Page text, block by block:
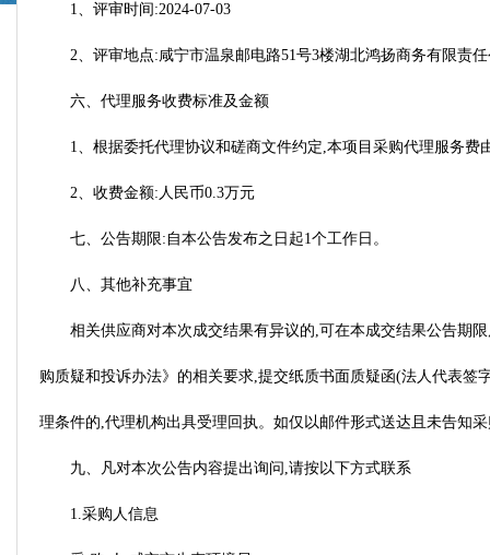
1、评审时间:2024-07-03
2、评审地点:咸宁市温泉邮电路51号3楼湖北鸿扬商务有限责
六、代理服务收费标准及金额
1、根据委托代理协议和磋商文件约定,本项目采购代理服务费
2、收费金额:人民币0.3万元
七、公告期限:自本公告发布之日起1个工作日。
八、其他补充事宜
相关供应商对本次成交结果有异议的,可在本成交结果公告期
购质疑和投诉办法》的相关要求,提交纸质书面质疑函(法人代表签
理条件的,代理机构出具受理回执。如仅以邮件形式送达且未告知
九、凡对本次公告内容提出询问,请按以下方式联系
1.采购人信息